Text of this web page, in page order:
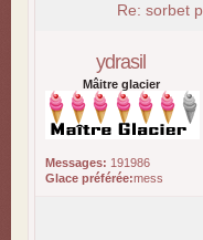
Re: sorbet
ydrasil
Mâitre glacier
Messages: 191986
Glace préférée:mess